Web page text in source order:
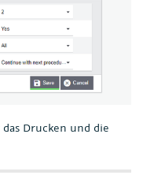
Drucken und die